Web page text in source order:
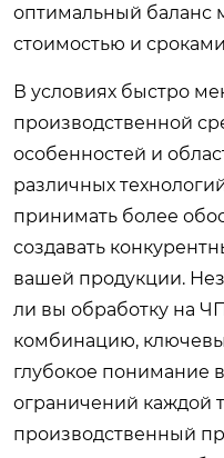
оптимальный баланс
стоимостью и
В условиях быстро
производственной
особенностей и
различных
принимать более
создавать
вашей продукции.
ли вы обработку на
комбинацию,
глубокое понимание
ограничений каждой
производственный